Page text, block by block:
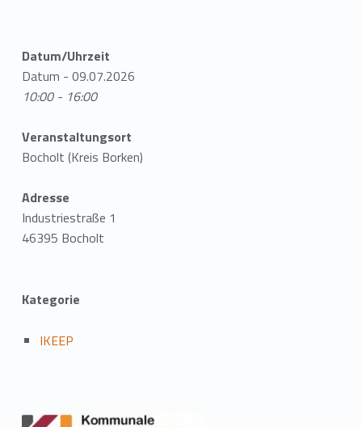
Datum/Uhrzeit
Datum - 09.07.2026
10:00 - 16:00
Veranstaltungsort
Bocholt (Kreis Borken)
Adresse
Industriestraße 1
46395 Bocholt
Kategorie
IKEEP